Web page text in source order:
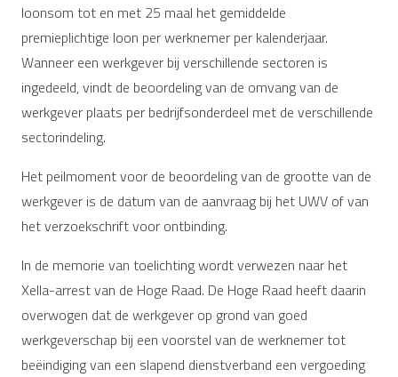
loonsom tot en met 25 maal het gemiddelde
premieplichtige loon per werknemer per kalenderjaar.
Wanneer een werkgever bij verschillende sectoren is
ingedeeld, vindt de beoordeling van de omvang van de
werkgever plaats per bedrijfsonderdeel met de verschillende
sectorindeling.
Het peilmoment voor de beoordeling van de grootte van de
werkgever is de datum van de aanvraag bij het UWV of van
het verzoekschrift voor ontbinding.
In de memorie van toelichting wordt verwezen naar het
Xella-arrest van de Hoge Raad. De Hoge Raad heeft daarin
overwogen dat de werkgever op grond van goed
werkgeverschap bij een voorstel van de werknemer tot
beëindiging van een slapend dienstverband een vergoeding